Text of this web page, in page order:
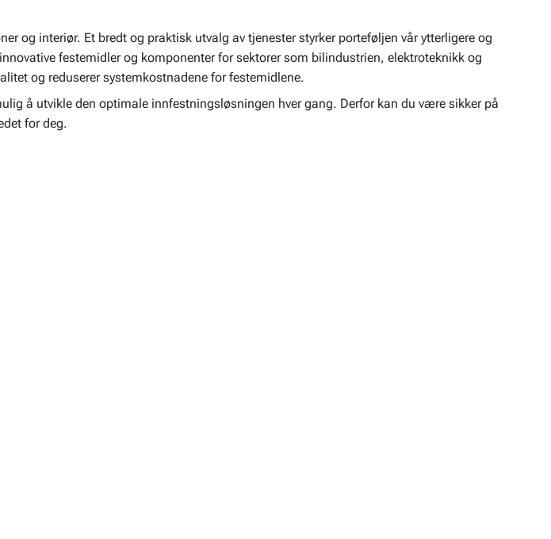
og interiør. Et bredt og praktisk utvalg av tjenester styrker porteføljen vår ytterligere og
festemidler og komponenter for sektorer som bilindustrien, elektroteknikk og
og reduserer systemkostnadene for festemidlene.
å utvikle den optimale innfestningsløsningen hver gang. Derfor kan du være sikker på
for deg.